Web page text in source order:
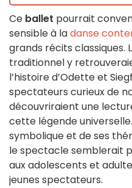
Ce ballet pourrait
sensible à ladanse
grands récits classiques.
traditionnel y
l’histoire d’Odette et
spectateurs curieux de
découvriraient une
cette légende
symbolique et de ses
le spectacle semblerait
aux adolescents et
jeunes spectateurs.